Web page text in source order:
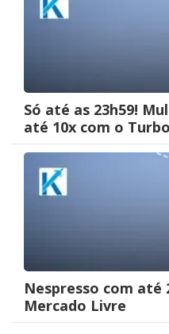
Post
Só até as 23h59!
até 10x com o
Nespresso com até
Mercado Livre